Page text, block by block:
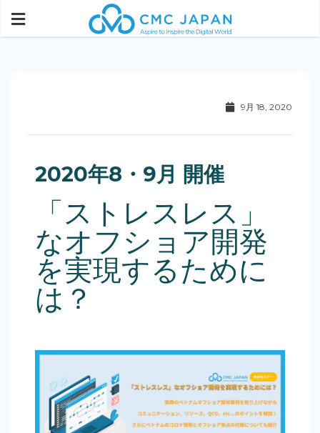
9月 18, 2020
2020年8・9月 開催
「ストレスレス」
なオフショア開発
を実現するために
は？​